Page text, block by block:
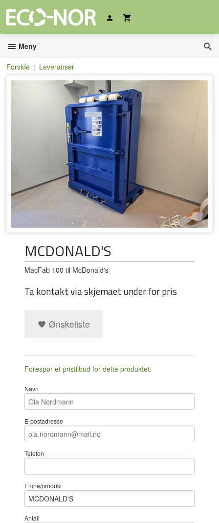
innholdet
Meny
Forside Leveranser
MCDONALD'S
MacFab 100 til McDonald's
Ta kontakt via skjemaet under for pris
Ønskeliste
Forespør et pristilbud for dette produktet:
Navn
E-postadresse
Telefon
Emne/produkt
Antall